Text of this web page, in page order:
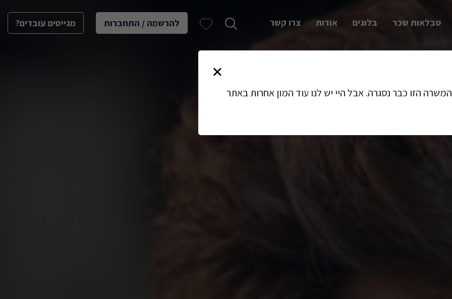
טבלאות שכר בלוגים אודות צרו קשר להרשמה / התחברות מגייסים עובדים?
המשרה הזו כבר נסגרה. אבל היי יש לנו עוד המון אחרות באתר